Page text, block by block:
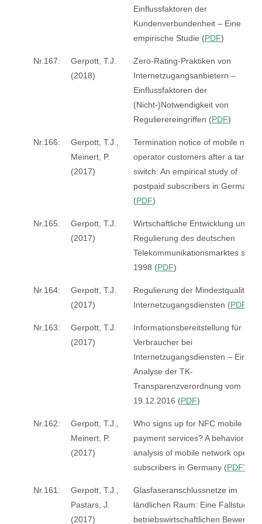
Einflussfaktoren der
Kundenverbundenheit – Eine
empirische Studie (PDF)
Nr.167:
Gerpott, T.J.
(2018)
Zero-Rating-Praktiken von
Internetzugangsanbietern –
Einflussfaktoren der
(Nicht-)Notwendigkeit von
Regulierereingriffen (PDF)
Nr.166:
Gerpott, T.J.,
Meinert, P.
(2017)
Termination notice of mobile
operator customers after a tariff
switch: An empirical study of
postpaid subscribers in Germany
(PDF)
Nr.165:
Gerpott, T.J.
(2017)
Wirtschaftliche Entwicklung und
Regulierung des deutschen
Telekommunikationsmarktes seit
1998 (PDF)
Nr.164:
Gerpott, T.J.
(2017)
Regulierung der Mindestqualität
Internetzugangsdiensten (PDF
Nr.163:
Gerpott, T.J.
(2017)
Informationsbereitstellung für
Verbraucher bei
Internetzugangsdiensten – Eine
Analyse der TK-
Transparenzverordnung vom
19.12.2016 (PDF)
Nr.162:
Gerpott, T.J.,
Meinert, P.
(2017)
Who signs up for NFC mobile
payment services? A behavioral
analysis of mobile network
subscribers in Germany (PDF)
Nr.161:
Gerpott, T.J.,
Pastars, J.
(2017)
Glasfaseranschlussnetze im
ländlichen Raum: Eine Fallstudie
betriebswirtschaftlichen Bewertung